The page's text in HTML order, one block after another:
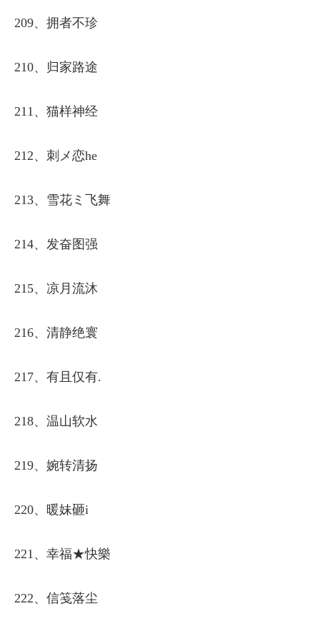
209、拥者不珍
210、归家路途
211、猫样神经
212、刺メ恋he
213、雪花ミ飞舞
214、发奋图强
215、凉月流沐
216、清静绝寰
217、有且仅有.
218、温山软水
219、婉转清扬
220、暖妹砸i
221、幸福★快樂
222、信笺落尘